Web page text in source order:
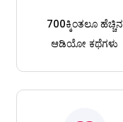
700ಕ್ಕಿಂತಲೂ ಹೆಚ್ಚಿನ
ಆಡಿಯೋ ಕಥೆಗಳು